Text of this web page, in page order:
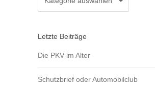
Letzte Beiträge
Die PKV im Alter
Schutzbrief oder Automobilclub